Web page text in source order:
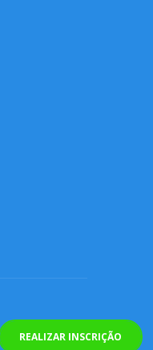
REALIZAR INSCRIÇÃO